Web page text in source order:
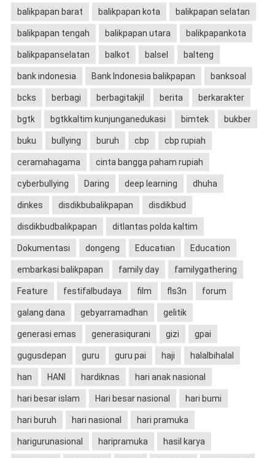
balikpapan barat balikpapan kota balikpapan selatan
balikpapan tengah balikpapan utara balikpapankota
balikpapanselatan balkot balsel balteng
bank indonesia Bank Indonesia balikpapan banksoal
bcks berbagi berbagitakjil berita berkarakter
bgtk bgtkkaltim kunjunganedukasi bimtek bukber
buku bullying buruh cbp cbp rupiah
ceramahagama cinta bangga paham rupiah
cyberbullying Daring deep learning dhuha
dinkes disdikbubalikpapan disdikbud
disdikbudbalikpapan ditlantas polda kaltim
Dokumentasi dongeng Educatian Education
embarkasi balikpapan family day familygathering
Feature festifalbudaya film fls3n forum
galang dana gebyarramadhan gelitik
generasi emas generasiqurani gizi gpai
gugusdepan guru guru pai haji halalbihalal
han HANI hardiknas hari anak nasional
hari besar islam Hari besar nasional hari bumi
hari buruh hari nasional hari pramuka
harigurunasional haripramuka hasil karya